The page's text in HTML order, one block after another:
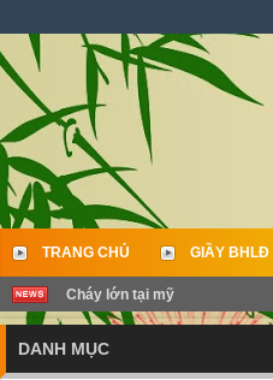
TRANG CHỦ GIẦY BHLĐ
LIÊN HỆ
Cháy lớn tại mỹ
DANH MỤC